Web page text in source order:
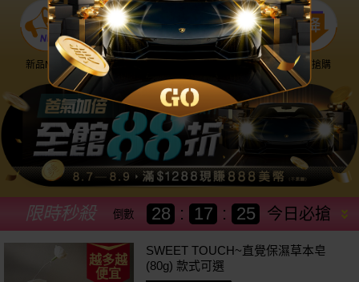
新品NEW 降價搶購
今日必搶
限時秒殺 倒數 28 : 17 : 22
越多越
便宜
SWEET TOUCH~直覺保濕草本皂
(80g) 款式可選